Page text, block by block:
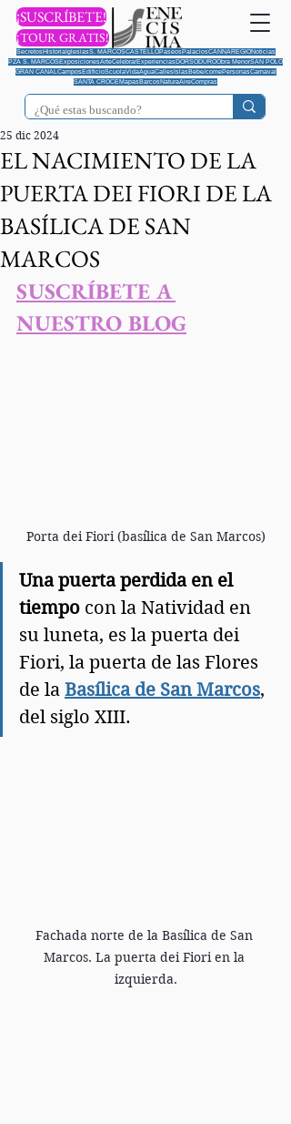
¡SUSCRÍBETE!
¡TOUR GRATIS!
SecretosHistoriaIglesiasS. MARCOSCASTELLOPaseosPalaciosCANNAREGIONoticias
PZA S. MARCOSExposicionesArteCelebrarExperienciasDORSODUROObra MenorSAN POLO
GRAN CANAL CamposEdificioScuolaVidaAguaCallesIslasBebe/comePersonasCarnaval
SANTA CROCEMapasBarcosNaturaAireCompras
EL NACIMIENTO DE LA
PUERTA DEI FIORI DE LA
BASÍLICA DE SAN
MARCOS
25 dic 2024
SUSCRÍBETE A
NUESTRO BLOG
Porta dei Fiori (basílica de San Marcos)
Una puerta perdida en el
tiempo con la Natividad en
su luneta, es la puerta dei
Fiori, la puerta de las Flores
de la Basílica de San Marcos,
del siglo XIII.
Fachada norte de la Basílica de San
Marcos. La puerta dei Fiori en la
izquierda.